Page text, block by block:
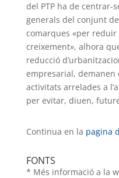
del PTP ha de centrar-
generals del conjunt
comarques «per reduir
creixement», alhora
reducció
empresarial, demanen
activitats arrelades a
per evitar, diuen,
Continua en la pagina
FONTS
* Més informació a la